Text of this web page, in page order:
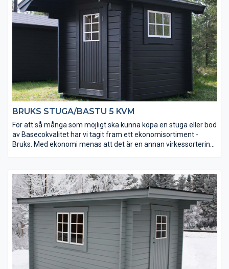
obehandlat. Byggsystemet är anpassat för både gjuten platta
och plintar.
BRUKS STUGA/BASTU 5 KVM
För att så många som möjligt ska kunna köpa en stuga eller bod
av Basecokvalitet har vi tagit fram ett ekonomisortiment -
Bruks. Med ekonomi menas att det är en annan virkessortering.
under lågsäsong och läggs på lager. Alla tillverkas i samma
modell och det finns inga möjligheter till ändringar av t ex
fönsterplacering. Men du får en bra stuga direkt från
lagerhyllan till ett mycket bra pris.
Bruks stuga/bastu 5 kvm är en lite mindre stugmodell och kan
användas till bastu, lekstuga eller förråd beroende på tillval.